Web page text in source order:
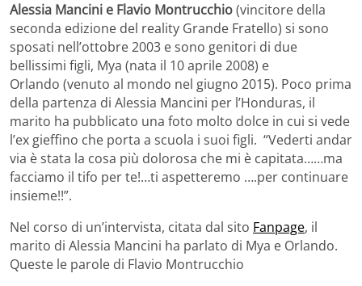
Alessia Mancini e Flavio Montrucchio(vincitore della
seconda edizione del reality Grande Fratello) si sono
sposati nell’ottobre 2003 e sono genitori di due
bellissimi figli, Mya (nata il 10 aprile 2008) e
Orlando (venuto al mondo nel giugno 2015). Poco prima
della partenza di Alessia Mancini per l’Honduras, il
marito ha pubblicato una foto molto dolce in cui si vede
l’ex gieffino che porta a scuola i suoi figli. “Vederti andar
via è stata la cosa più dolorosa che mi è capitata……ma
facciamo il tifo per te!…ti aspetteremo ….per continuare
insieme!!”.
Nel corso di un’intervista, citata dal sito Fanpage, il
marito di Alessia Mancini ha parlato di Mya e Orlando.
Queste le parole di Flavio Montrucchio